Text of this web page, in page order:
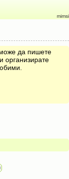
mimsi
да пишете
организирате